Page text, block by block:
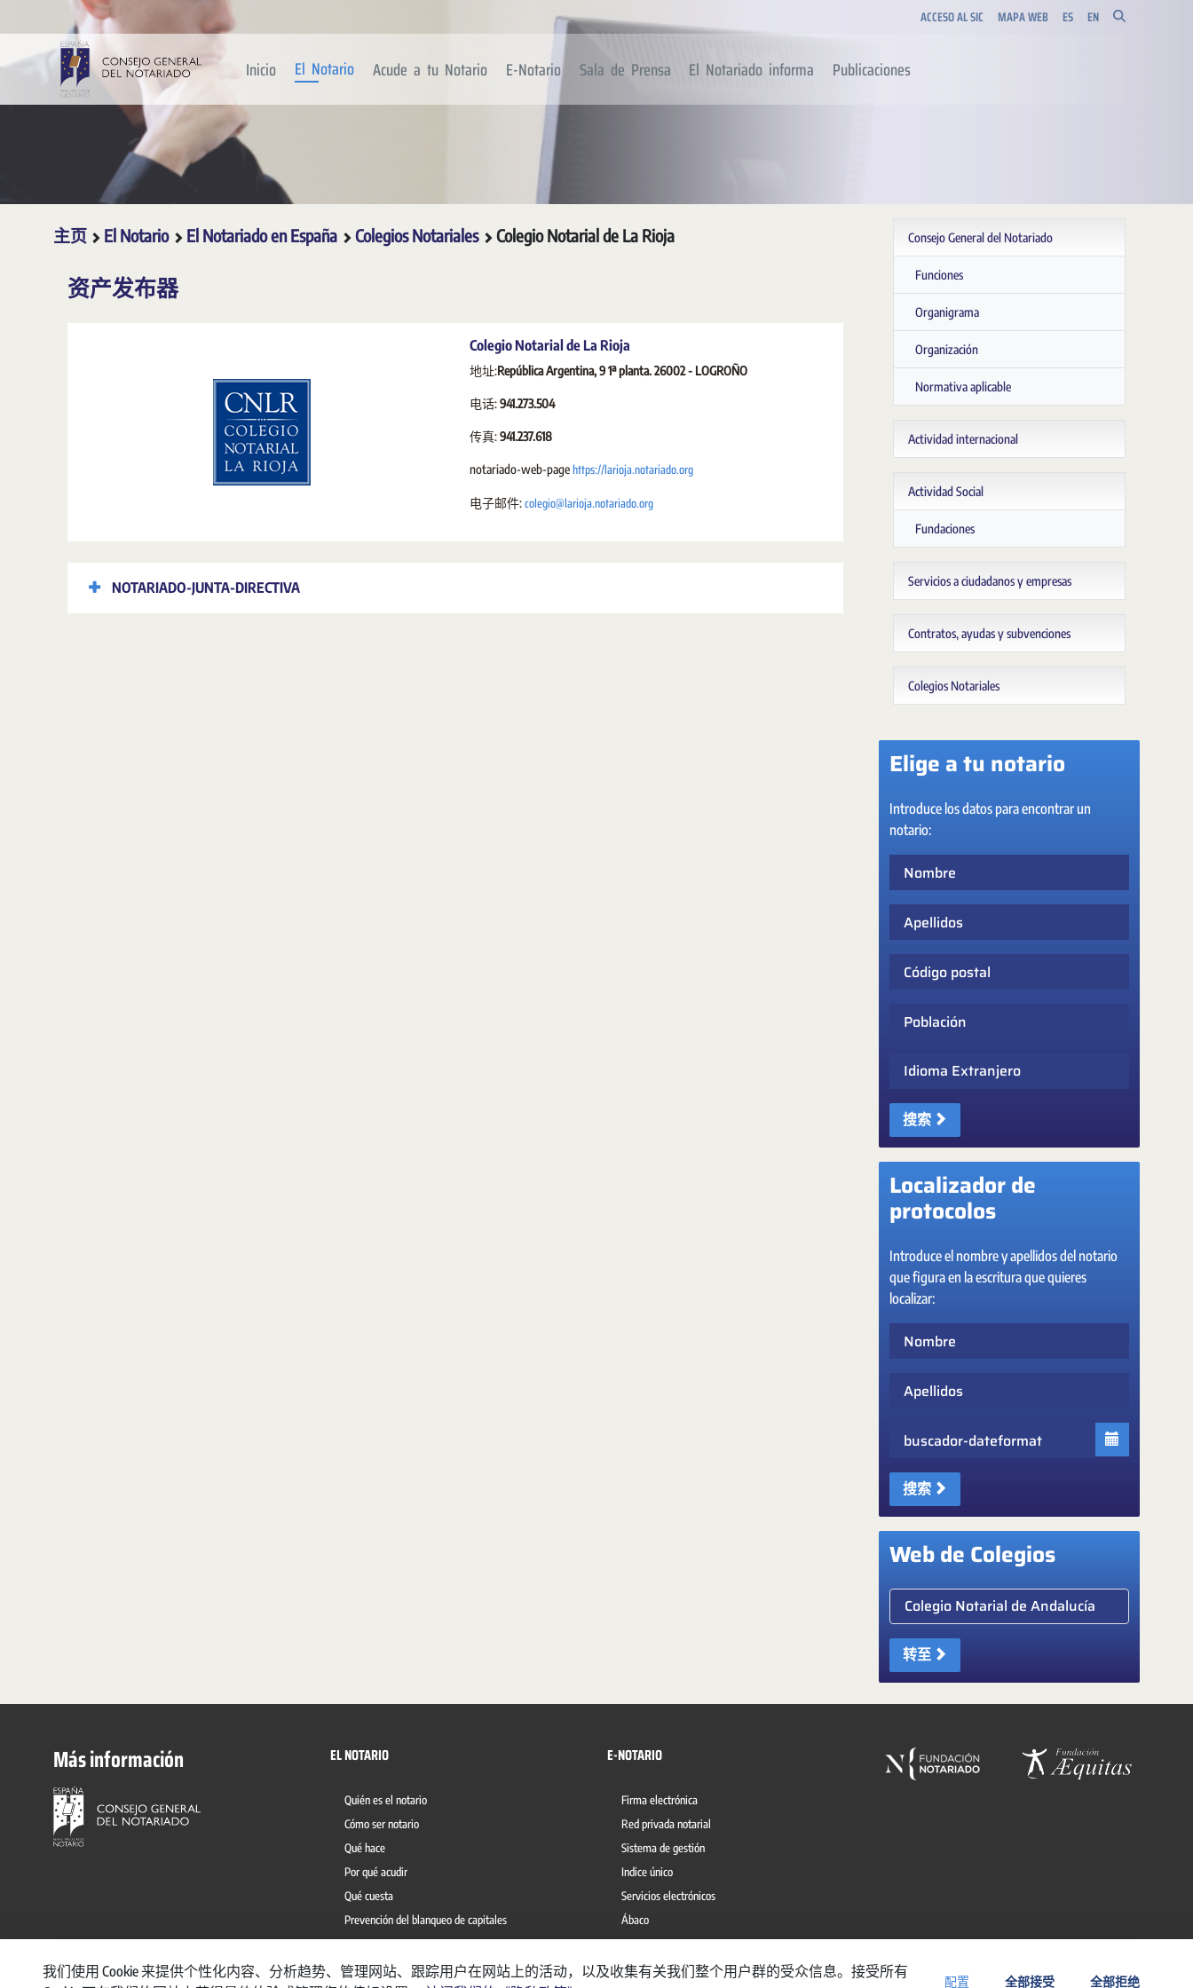
跳转到主内容 ACCESO AL SIC MAPA WEB ES EN
Inicio El Notario Acude a tu Notario E-Notario Sala de Prensa El Notariado informa Publicaciones
主页 El Notario El Notariado en España Colegios Notariales Colegio Notarial de La Rioja
资产发布器
Colegio Notarial de La Rioja
地址:República Argentina, 9 1ª planta. 26002 - LOGROÑO
电话:941.273.504
传真:941.237.618
notariado-web-pagehttps://larioja.notariado.org
电子邮件:colegio@larioja.notariado.org
NOTARIADO-JUNTA-DIRECTIVA
Consejo General del Notariado
Funciones
Organigrama
Organización
Normativa aplicable
Actividad internacional
Actividad Social
Fundaciones
Servicios a ciudadanos y empresas
Contratos, ayudas y subvenciones
Colegios Notariales
Elige a tu notario
Introduce los datos para encontrar un
notario:
Idioma Extranjero
搜索
Localizador de
protocolos
Introduce el nombre y apellidos del notario
que figura en la escritura que quieres
localizar:
搜索
Web de Colegios
Elige colegio notarial
转至
Más información EL NOTARIO
Quién es el notario
Cómo ser notario
Qué hace
Por qué acudir
Qué cuesta
Prevención del blanqueo de capitales
E-NOTARIO
Firma electrónica
Red privada notarial
Sistema de gestión
Indice único
Servicios electrónicos
Ábaco
我们使用 Cookie 来提供个性化内容、分析趋势、管理网站、跟踪用户在网站上的活动，以及收集有关我们整个用户群的受众信息。接受所有
配置 全部接受 全部拒绝